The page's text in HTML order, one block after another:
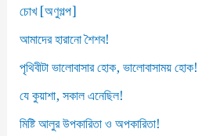
চোখ [অণুগল্প]
আমাদের হারানো শৈশব!
পৃথিবীটা ভালোবাসার হোক, ভালোবাসাময় হোক!
যে কুয়াশা, সকাল এনেছিল!
মিষ্টি আলুর উপকারিতা ও অপকারিতা!